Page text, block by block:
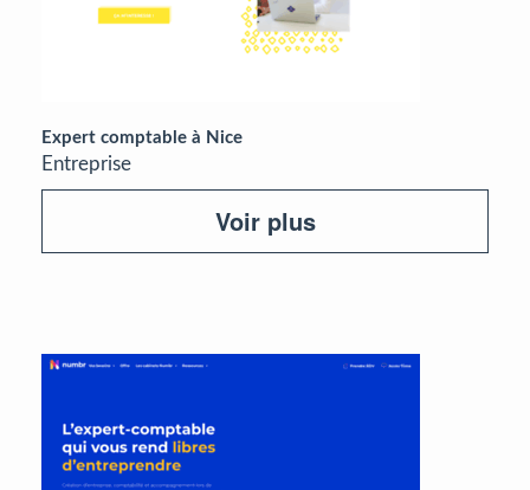
Expert comptable à Nice
Entreprise
Voir plus